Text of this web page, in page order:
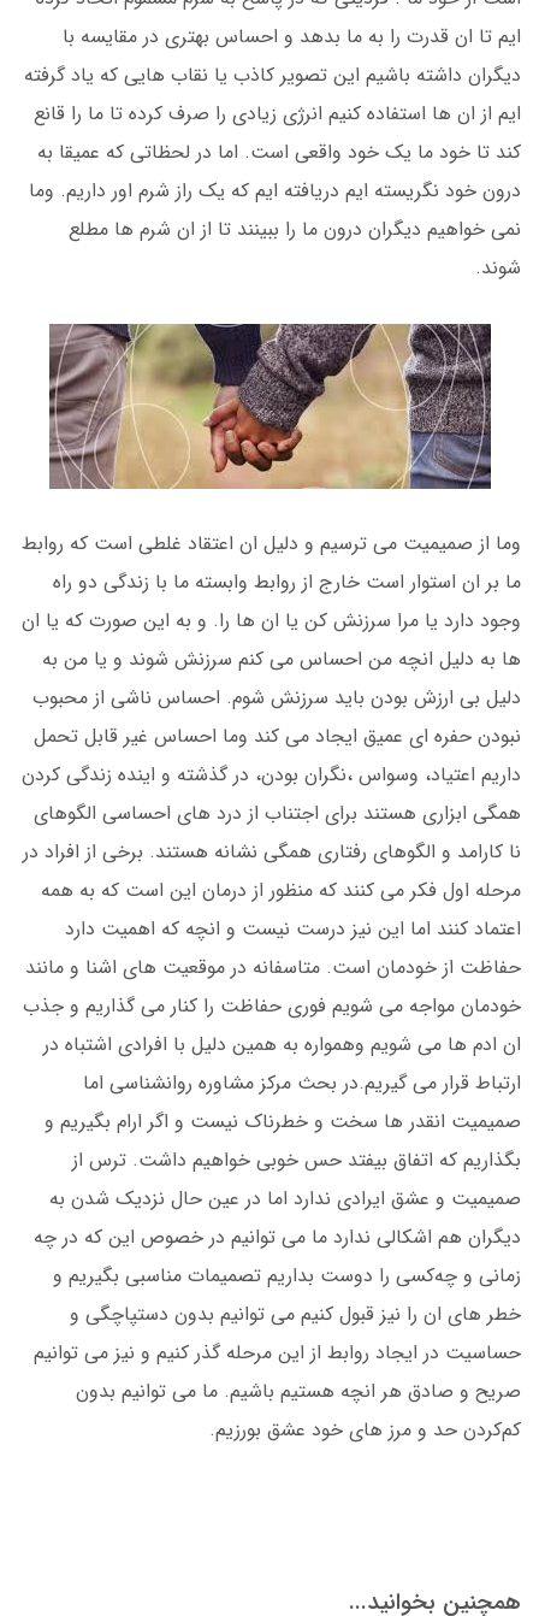
ایم تا ان قدرت را به ما بدهد و احساس بهتری در مقایسه با
دیگران داشته باشیم این تصویر کاذب یا نقاب هایی که یاد گرفته
ایم از ان ها استفاده کنیم انرژی زیادی را صرف کرده تا ما را قانع
کند تا خود ما یک خود واقعی است. اما در لحظاتی که عمیقا به
درون خود نگریسته ایم دریافته ایم که یک راز شرم اور داریم. و‌ما
نمی خواهیم دیگران درون ما را ببینند تا از ان شرم ها مطلع
شوند.
و‌ما از صمیمیت می ترسیم و دلیل ان اعتقاد غلطی است که روابط
ما بر ان استوار است خارج از روابط وابسته ما با زندگی دو راه
وجود دارد یا مرا سرزنش کن یا ان ها را. و به این صورت که یا ان
ها به دلیل انچه من احساس می کنم سرزنش شوند و یا من به
دلیل بی ارزش بودن باید سرزنش شوم. احساس ناشی از محبوب
نبودن حفره ای عمیق ایجاد می کند و‌ما احساس غیر قابل تحمل
داریم اعتیاد، وسواس ،نگران بودن، در گذشته و اینده زندگی کردن
همگی ابزاری هستند برای اجتناب از درد های احساسی الگوهای
نا کارامد و الگوهای رفتاری همگی نشانه هستند. برخی از افراد در
مرحله اول فکر می کنند که منظور از درمان این است که به همه
اعتماد کنند اما این نیز درست نیست و انچه که اهمیت دارد
حفاظت از خودمان است. متاسفانه در موقعیت های اشنا و مانند
خودمان مواجه می شویم فوری حفاظت را کنار می گذاریم و جذب
ان ادم ها می شویم و‌همواره به همین دلیل با افرادی اشتباه در
ارتباط قرار می گیریم.در بحث مرکز مشاوره روانشناسی اما
صمیمیت انقدر ها سخت و خطرناک نیست و اگر ارام بگیریم و
بگذاریم که اتفاق بیفتد حس خوبی خواهیم داشت. ترس از
صمیمیت و عشق ایرادی ندارد اما در عین حال نزدیک شدن به
دیگران هم اشکالی ندارد ما می توانیم در خصوص این که در چه
زمانی و چه‌کسی را دوست بداریم تصمیمات مناسبی بگیریم و
خطر های ان را نیز قبول کنیم می توانیم بدون دستپاچگی و
حساسیت در ایجاد روابط از این مرحله گذر کنیم و نیز می توانیم
صریح و صادق هر انچه هستیم باشیم. ما می توانیم بدون
کم‌کردن حد و مرز های خود عشق بورزیم.
همچنین بخوانید...